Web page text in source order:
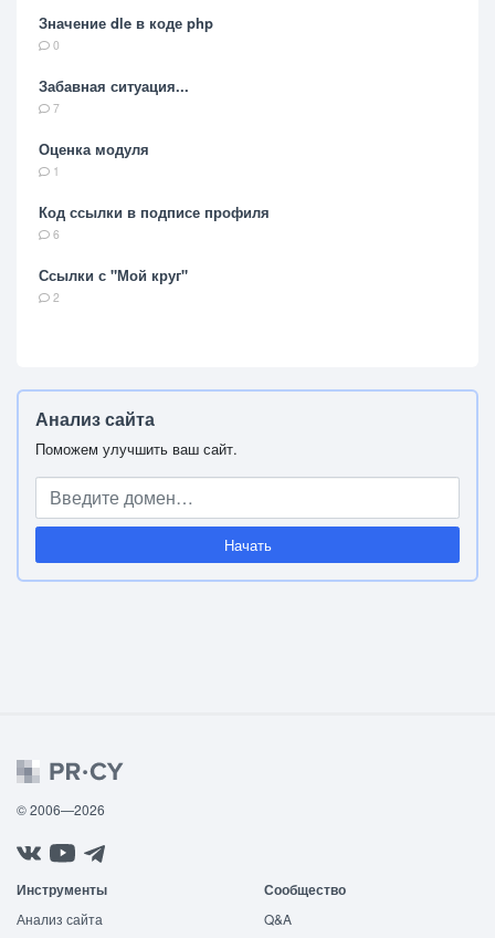
Значение dle в коде php
0
Забавная ситуация...
7
Оценка модуля
1
Код ссылки в подписе профиля
6
Ссылки с "Мой круг"
2
Анализ сайта
Поможем улучшить ваш сайт.
Начать
© 2006—2026
Инструменты
Анализ сайта
Сообщество
Q&A